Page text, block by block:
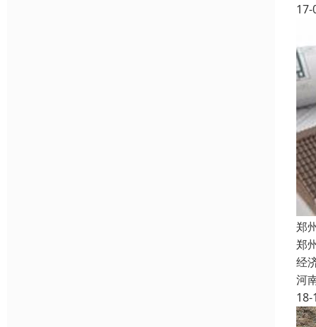
17-
郑
郑
经
河
18-